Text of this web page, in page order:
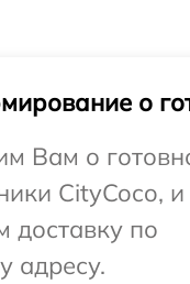
о
Вам о
CityCoco,
доставку по
адресу.